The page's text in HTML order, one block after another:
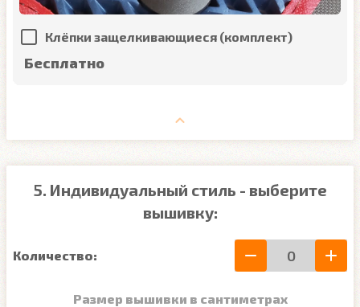
Клёпки защелкивающиеся (комплект)
Бесплатно
5. Индивидуальный стиль - выберите
вышивку:
Количество:
Размер вышивки в сантиметрах